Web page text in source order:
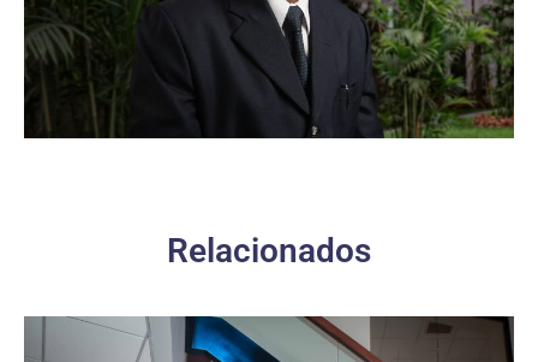
Relacionados